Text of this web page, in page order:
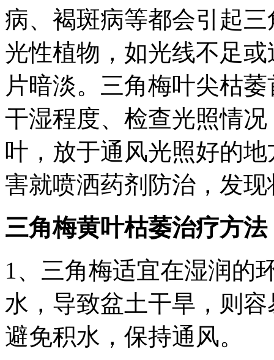
病、褐斑病等都会引起
光性植物，如光线不足
片暗淡。三角梅叶尖枯
干湿程度、检查光照情
叶，放于通风光照好的
害就喷洒药剂防治，发
三角梅黄叶枯萎治疗方法
1、三角梅适宜在湿润的
水，导致盆土干旱，则
避免积水，保持通风。